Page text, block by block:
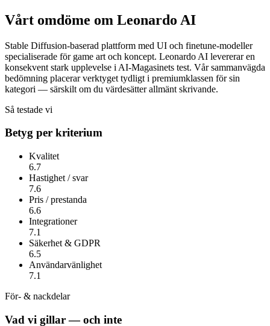
Vårt omdöme om Leonardo AI
Stable Diffusion-baserad plattform med UI och finetune-modeller
specialiserade för game art och koncept. Leonardo AI levererar en
konsekvent stark upplevelse i AI-Magasinets test. Vår sammanvägda
bedömning placerar verktyget tydligt i premiumklassen för sin
kategori — särskilt om du värdesätterallmänt skrivande.
Så testade vi
Betyg per kriterium
Kvalitet
6.7
Hastighet / svar
7.6
Pris / prestanda
6.6
Integrationer
7.1
Säkerhet & GDPR
6.5
Användarvänlighet
7.1
För- & nackdelar
Vad vi gillar — och inte